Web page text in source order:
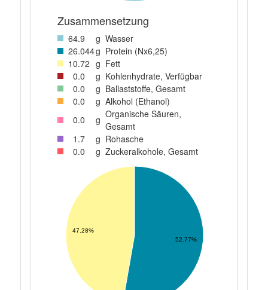
Zusammensetzung
64.9 g Wasser
26.044g Protein (Nx6,25)
10.72 g Fett
0.0 g Kohlenhydrate, Verfügbar
0.0 g Ballaststoffe, Gesamt
0.0 g Alkohol (Ethanol)
0.0 g Organische Säuren,
Gesamt
1 .7 g Rohasche
0.0 g Zuckeralkohole, Gesamt
47.28%
52.77%